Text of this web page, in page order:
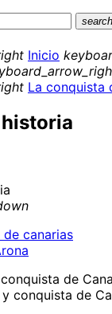
search
Inicio
La conquista
canarias
de